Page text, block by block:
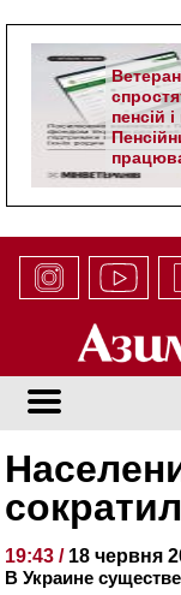
пенсій
19:43 / 18 червня
В Украине